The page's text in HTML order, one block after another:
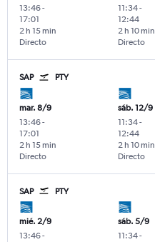
13:46-
17:01
Directo
2 h 15 min
11:34-
12:44
Directo
2 h 10 min
SAP PTY
mar. 8/9
13:46-
17:01
Directo
2 h 15 min
sáb. 12/9
11:34-
12:44
Directo
2 h 10 min
SAP PTY
mié. 2/9
13:46-
sáb. 5/9
11:34-